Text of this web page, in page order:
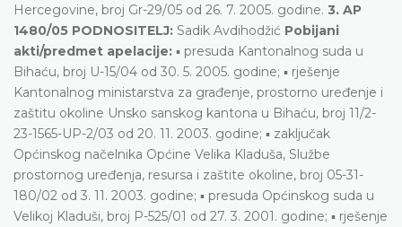
Hercegovine, broj Gr-29/05 od 26. 7. 2005. godine. 3. AP
1480/05 PODNOSITELJ: Sadik Avdihodžić Pobijani
akti/predmet apelacije: ▪ presuda Kantonalnog suda u
Bihaću, broj U-15/04 od 30. 5. 2005. godine; ▪ rješenje
Kantonalnog ministarstva za građenje, prostorno uređenje i
zaštitu okoline Unsko sanskog kantona u Bihaću, broj 11/2-
23-1565-UP-2/03 od 20. 11. 2003. godine; ▪ zaključak
Općinskog načelnika Općine Velika Kladuša, Službe
prostornog uređenja, resursa i zaštite okoline, broj 05-31-
180/02 od 3. 11. 2003. godine; ▪ presuda Općinskog suda u
Velikoj Kladuši, broj P-525/01 od 27. 3. 2001. godine; ▪ rješenje